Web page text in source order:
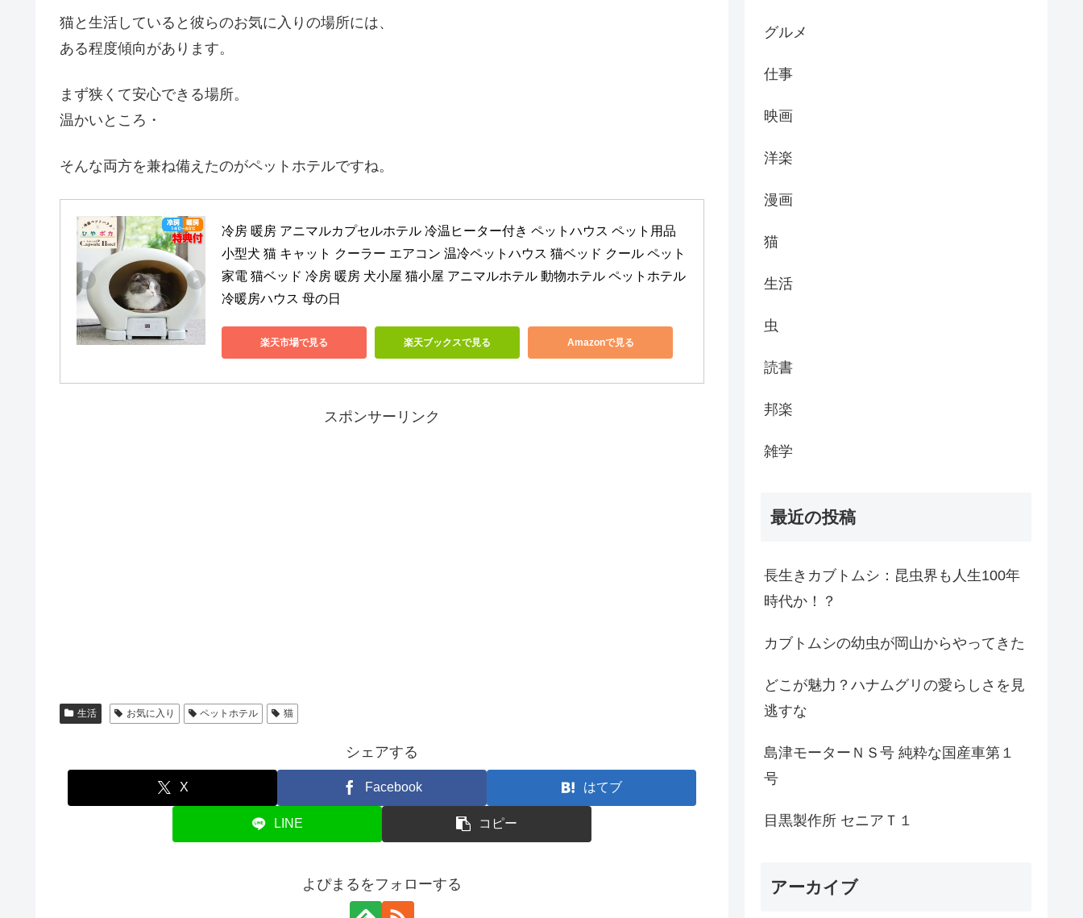
猫と生活していると彼らのお気に入りの場所には、
ある程度傾向があります。
まず狭くて安心できる場所。
温かいところ・
そんな両方を兼ね備えたのがペットホテルですね。
冷房 暖房 アニマルカプセルホテル 冷温ヒーター付き ペットハウス ペット用品
小型犬 猫 キャット クーラー エアコン 温冷ペットハウス 猫ベッド クール ペット
家電 猫ベッド 冷房 暖房 犬小屋 猫小屋 アニマルホテル 動物ホテル ペットホテル
冷暖房ハウス 母の日
楽天市場で見る 楽天ブックスで見る Amazonで見る
スポンサーリンク
生活 お気に入り ペットホテル 猫
シェアする
X Facebook はてブ
LINE コピー
よぴまるをフォローする
グルメ
仕事
映画
洋楽
漫画
猫
生活
虫
読書
邦楽
雑学
最近の投稿
長生きカブトムシ：昆虫界も人生100年
時代か！？
カブトムシの幼虫が岡山からやってきた
どこが魅力？ハナムグリの愛らしさを見
逃すな
島津モーターＮＳ号 純粋な国産車第１
号
目黒製作所 セニアＴ１
アーカイブ